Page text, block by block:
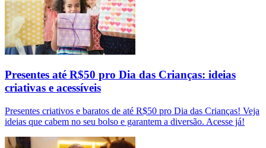
Presentes até R$50 pro Dia das Crianças: ideias
criativas e acessíveis
Presentes criativos e baratos de até R$50 pro Dia das Crianças! Veja
ideias que cabem no seu bolso e garantem a diversão. Acesse já!